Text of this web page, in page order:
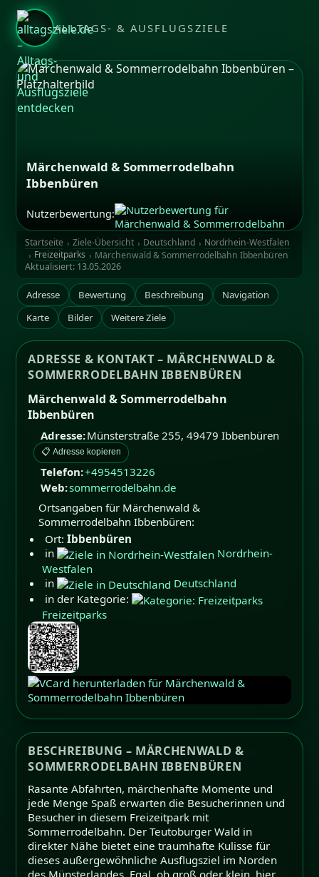
ALLTAGS- & AUSFLUGSZIELE
Märchenwald & Sommerrodelbahn
Ibbenbüren
Nutzerbewertung:
Startseite Ziele-Übersicht Deutschland
Nordrhein-Westfalen
Freizeitparks
Märchenwald & Sommerrodelbahn Ibbenbüren
Aktualisiert: 13.05.2026
Adresse Bewertung Beschreibung
Navigation
Karte
Bilder Weitere Ziele
ADRESSE & KONTAKT – MÄRCHENWALD &
SOMMERRODELBAHN IBBENBÜREN
Märchenwald & Sommerrodelbahn
Ibbenbüren
Adresse:Münsterstraße 255,49479 Ibbenbüren
📋 Adresse kopieren
Telefon:+4954513226
Web:sommerrodelbahn.de
Ortsangaben für Märchenwald &
Sommerrodelbahn Ibbenbüren:
Ort:Ibbenbüren
in
Nordrhein-
Westfalen
in
Deutschland
in der Kategorie:
Freizeitparks
BESCHREIBUNG – MÄRCHENWALD &
SOMMERRODELBAHN IBBENBÜREN
Rasante Abfahrten, märchenhafte Momente und
jede Menge Spaß erwarten die Besucherinnen und
Besucher in diesem Freizeitpark mit
Sommerrodelbahn. Der Teutoburger Wald in
direkter Nähe bietet eine traumhafte Kulisse für
dieses außergewöhnliche Ausflugsziel im Norden
des Münsterlandes. Egal, ob groß oder klein, hier